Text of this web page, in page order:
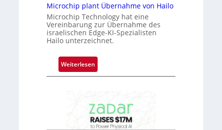
n
e
ü
b
n
m
t
D
Microchip plant Übernahme von Hailo
Microchip Technology hat eine
Vereinbarung zur Übernahme des
israelischen Edge-KI-Spezialisten
Hailo unterzeichnet.
Weiterlesen
M
r
o
c